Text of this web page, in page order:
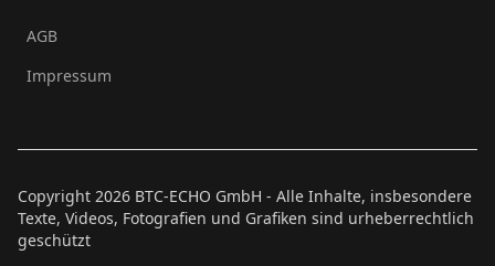
AGB
Impressum
Copyright 2026 BTC-ECHO GmbH - Alle Inhalte, insbesondere
Texte, Videos, Fotografien und Grafiken sind urheberrechtlich
geschützt